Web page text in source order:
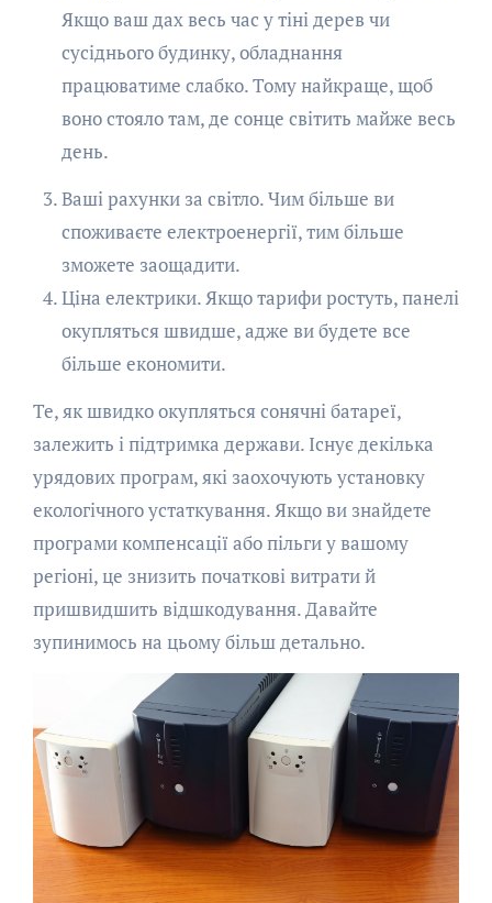
Якщо ваш дах весь час у тіні дерев чи
сусіднього будинку, обладнання
працюватиме слабко. Тому найкраще, щоб
воно стояло там, де сонце світить майже весь
день.
Ваші рахунки за світло. Чим більше ви
споживаєте електроенергії, тим більше
зможете заощадити.
Ціна електрики. Якщо тарифи ростуть, панелі
окупляться швидше, адже ви будете все
більше економити.
Те, як швидко окупляться сонячні батареї,
залежить і підтримка держави. Існує декілька
урядових програм, які заохочують установку
екологічного устаткування. Якщо ви знайдете
програми компенсації або пільги у вашому
регіоні, це знизить початкові витрати й
пришвидшить відшкодування. Давайте
зупинимось на цьому більш детально.